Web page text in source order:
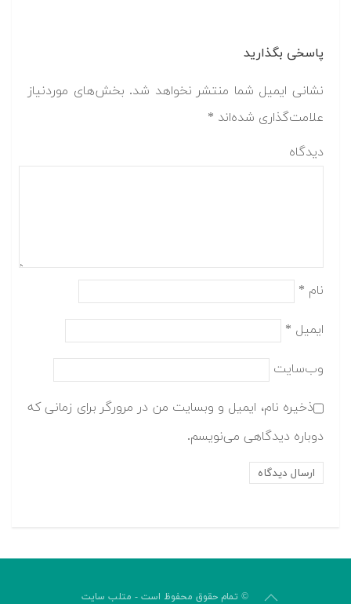
پاسخی بگذارید
نشانی ایمیل شما منتشر نخواهد شد. بخش‌های موردنیاز
علامت‌گذاری شده‌اند *
دیدگاه
نام *
ایمیل *
وب‌سایت
ذخیره نام، ایمیل و وبسایت من در مرورگر برای زمانی که
دوباره دیدگاهی می‌نویسم.
© تمام حقوق محفوظ است - متلب سایت